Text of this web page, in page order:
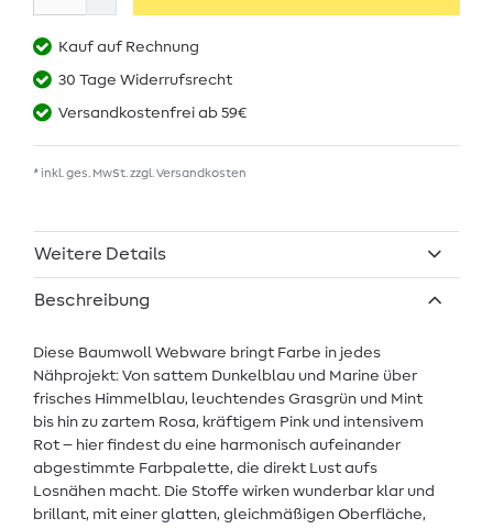
Kauf auf Rechnung
30 Tage Widerrufsrecht
Versandkostenfrei ab 59€
* inkl. ges. MwSt. zzgl. Versandkosten
Weitere Details
Beschreibung
Diese Baumwoll Webware bringt Farbe in jedes
Nähprojekt: Von sattem Dunkelblau und Marine über
frisches Himmelblau, leuchtendes Grasgrün und Mint
bis hin zu zartem Rosa, kräftigem Pink und intensivem
Rot – hier findest du eine harmonisch aufeinander
abgestimmte Farbpalette, die direkt Lust aufs
Losnähen macht. Die Stoffe wirken wunderbar klar und
brillant, mit einer glatten, gleichmäßigen Oberfläche,